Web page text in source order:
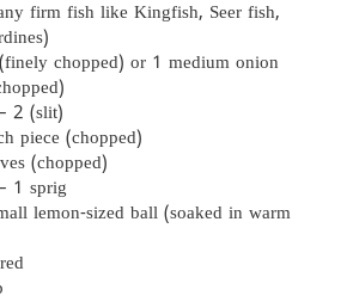
firm fish like Kingfish, Seer fish,
chopped) or 1 medium onion
2 (slit)
piece (chopped)
(chopped)
1 sprig
lemon-sized ball (soaked in warm